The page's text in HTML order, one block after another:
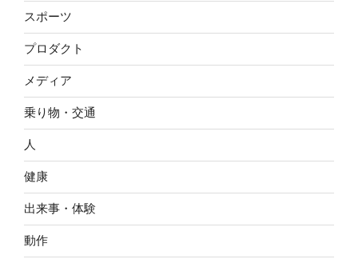
スポーツ
プロダクト
メディア
乗り物・交通
人
健康
出来事・体験
動作